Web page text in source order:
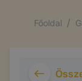
Főoldal /